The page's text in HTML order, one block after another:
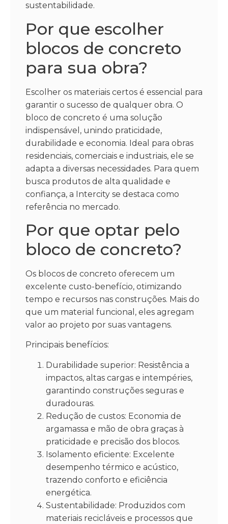
sustentabilidade.
Por que escolher
blocos de concreto
para sua obra?
Escolher os materiais certos é essencial para
garantir o sucesso de qualquer obra. O
bloco de concreto é uma solução
indispensável, unindo praticidade,
durabilidade e economia. Ideal para obras
residenciais, comerciais e industriais, ele se
adapta a diversas necessidades. Para quem
busca produtos de alta qualidade e
confiança, a Intercity se destaca como
referência no mercado.
Por que optar pelo
bloco de concreto?
Os blocos de concreto oferecem um
excelente custo-benefício, otimizando
tempo e recursos nas construções. Mais do
que um material funcional, eles agregam
valor ao projeto por suas vantagens.
Principais benefícios:
Durabilidade superior: Resistência a
impactos, altas cargas e intempéries,
garantindo construções seguras e
duradouras.
Redução de custos: Economia de
argamassa e mão de obra graças à
praticidade e precisão dos blocos.
Isolamento eficiente: Excelente
desempenho térmico e acústico,
trazendo conforto e eficiência
energética.
Sustentabilidade: Produzidos com
materiais recicláveis e processos que